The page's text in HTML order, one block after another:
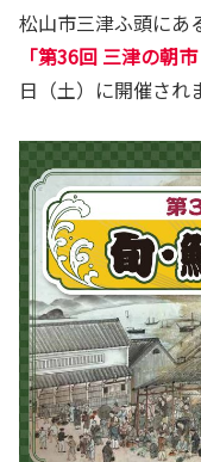
松山市三津ふ頭にあ
「第36回 三津の朝
日（土）に開催され